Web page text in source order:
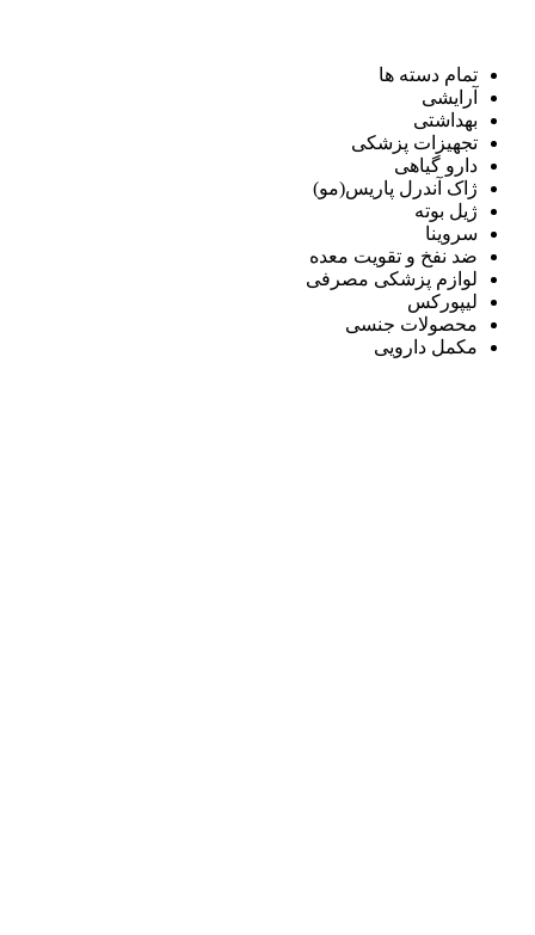
تمام دسته ها
آرایشی
بهداشتی
تجهیزات پزشکی
دارو گیاهی
ژاک آندرل پاریس(مو)
ژیل بوته
سروینا
ضد نفخ و تقویت معده
لوازم پزشکی مصرفی
لیپورکس
محصولات جنسی
مکمل دارویی